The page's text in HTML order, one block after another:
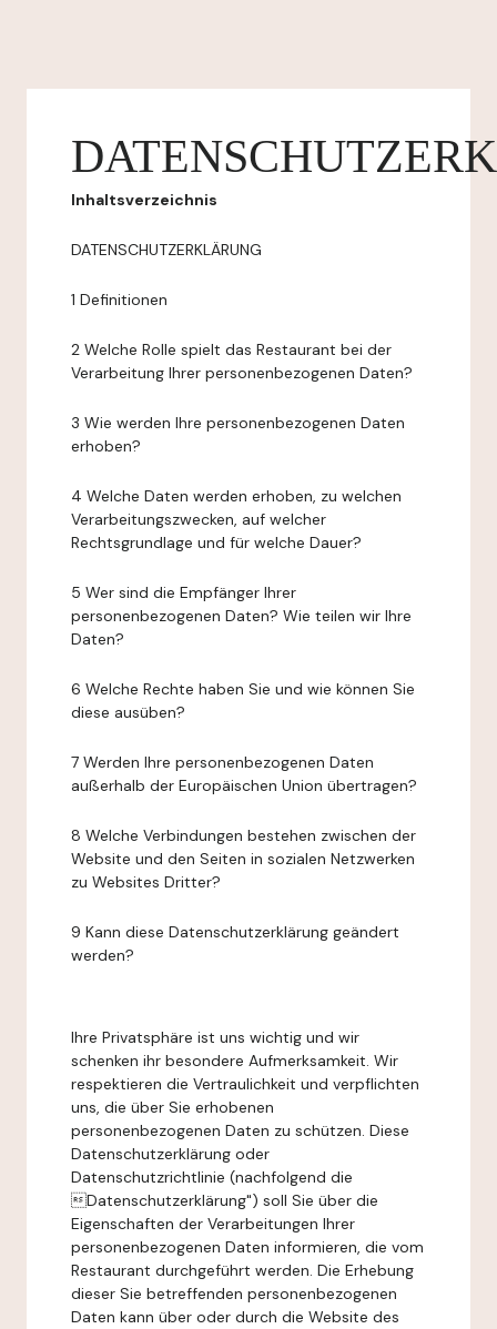
Inhaltsverzeichnis
DATENSCHUTZERKLÄRUNG
1 Definitionen
2 Welche Rolle spielt das Restaurant bei der
Verarbeitung Ihrer personenbezogenen Daten?
3 Wie werden Ihre personenbezogenen Daten
erhoben?
4 Welche Daten werden erhoben, zu welchen
Verarbeitungszwecken, auf welcher
Rechtsgrundlage und für welche Dauer?
5 Wer sind die Empfänger Ihrer
personenbezogenen Daten? Wie teilen wir Ihre
Daten?
6 Welche Rechte haben Sie und wie können Sie
diese ausüben?
7 Werden Ihre personenbezogenen Daten
außerhalb der Europäischen Union übertragen?
8 Welche Verbindungen bestehen zwischen der
Website und den Seiten in sozialen Netzwerken
zu Websites Dritter?
9 Kann diese Datenschutzerklärung geändert
werden?
Ihre Privatsphäre ist uns wichtig und wir
schenken ihr besondere Aufmerksamkeit. Wir
respektieren die Vertraulichkeit und verpflichten
uns, die über Sie erhobenen
personenbezogenen Daten zu schützen. Diese
Datenschutzerklärung oder
Datenschutzrichtlinie (nachfolgend die
Datenschutzerklärung") soll Sie über die
Eigenschaften der Verarbeitungen Ihrer
personenbezogenen Daten informieren, die vom
Restaurant durchgeführt werden. Die Erhebung
dieser Sie betreffenden personenbezogenen
Daten kann über oder durch die Website des